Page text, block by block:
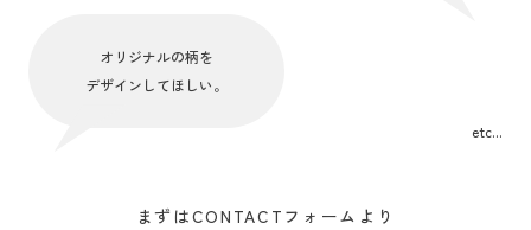
オリジナルの柄を
デザインしてほしい。
etc...
まずはCONTACTフォームより